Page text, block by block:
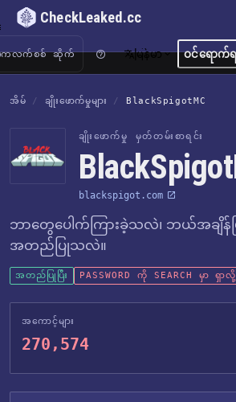
CheckLeaked.cc
ကလက်စစ် ဆိုက် မြန်မာ ဝင်ရော
အိမ် / ချိုးဖောက်မှုများ / BlackSpigotMC
ချိုးဖောက်မှု မှတ်တမ်းစာရင်း
blackspigot.com
ဘာတွေပေါက်ကြားခဲ့သလဲ၊ ဘယ်အခ
အတည်ပြုသလဲ။
အတည်ပြုပြီး PASSWORD ကို SEARCH မှာ ရှ
အကောင့်များ
270,574